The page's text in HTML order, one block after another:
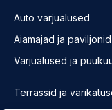
Auto varjualused
Aiamajad ja paviljonid
Varjualused ja
Terrassid ja